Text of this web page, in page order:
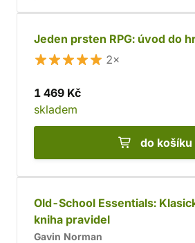
Jeden prsten RPG: úvod do
2×
1 469 Kč
skladem
do košíku
Old-School Essentials:
kniha pravidel
Gavin Norman